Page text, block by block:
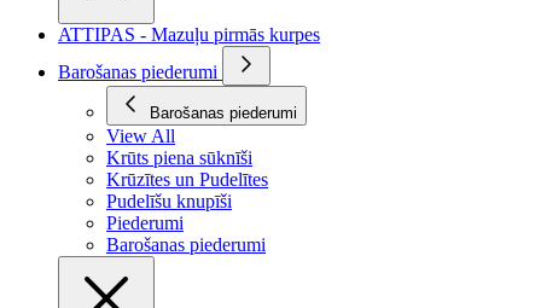
ATTIPAS - Mazuļu pirmās kurpes
Barošanas piederumi
Barošanas piederumi
View All
Krūts piena sūknīši
Krūzītes un Pudelītes
Pudelīšu knupīši
Piederumi
Barošanas piederumi